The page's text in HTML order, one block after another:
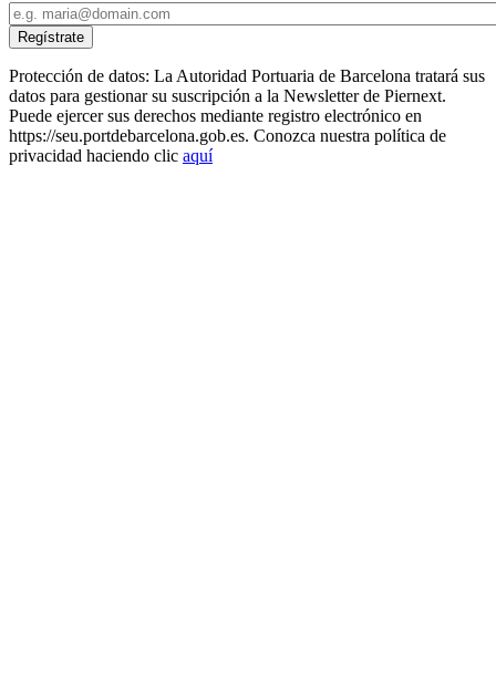
Protección de datos: La Autoridad Portuaria de Barcelona tratará sus
datos para gestionar su suscripción a la Newsletter de Piernext.
Puede ejercer sus derechos mediante registro electrónico en
https://seu.portdebarcelona.gob.es. Conozca nuestra política de
privacidad haciendo clic aquí